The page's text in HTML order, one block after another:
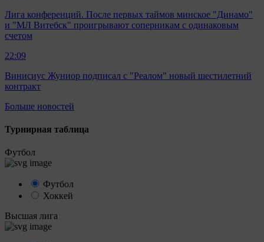
Лига конференций. После первых таймов минское "Динамо"
и "МЛ Витебск" проигрывают соперникам с одинаковым
счетом
22:09
Винисиус Жуниор подписал с "Реалом" новый шестилетний
контракт
Больше новостей
Турнирная таблица
Футбол
Футбол
Хоккей
Высшая лига